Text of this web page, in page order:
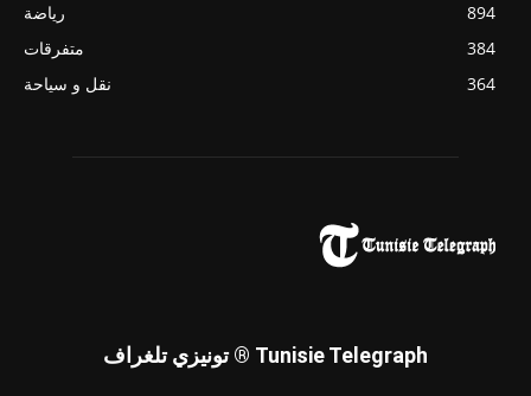
رياضة
894
متفرقات
384
نقل و سياحة
364
تونيزي تلغراف ® Tunisie Telegraph